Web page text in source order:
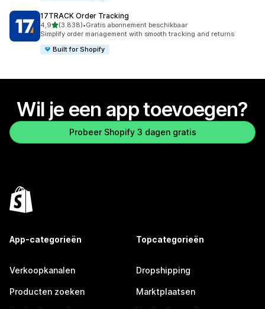
17TRACK Order Tracking
4,9van 5 sterren
(3.838)
3838 recensies in totaal
•Gratis abonnement beschikbaar
Simplify order management with smooth tracking and returns
Built for Shopify
Wil je een app toevoegen?
Probeer Shopify 3 dagen gratis
App-categorieën
Verkoopkanalen
Producten zoeken
Topcategorieën
Dropshipping
Marktplaatsen